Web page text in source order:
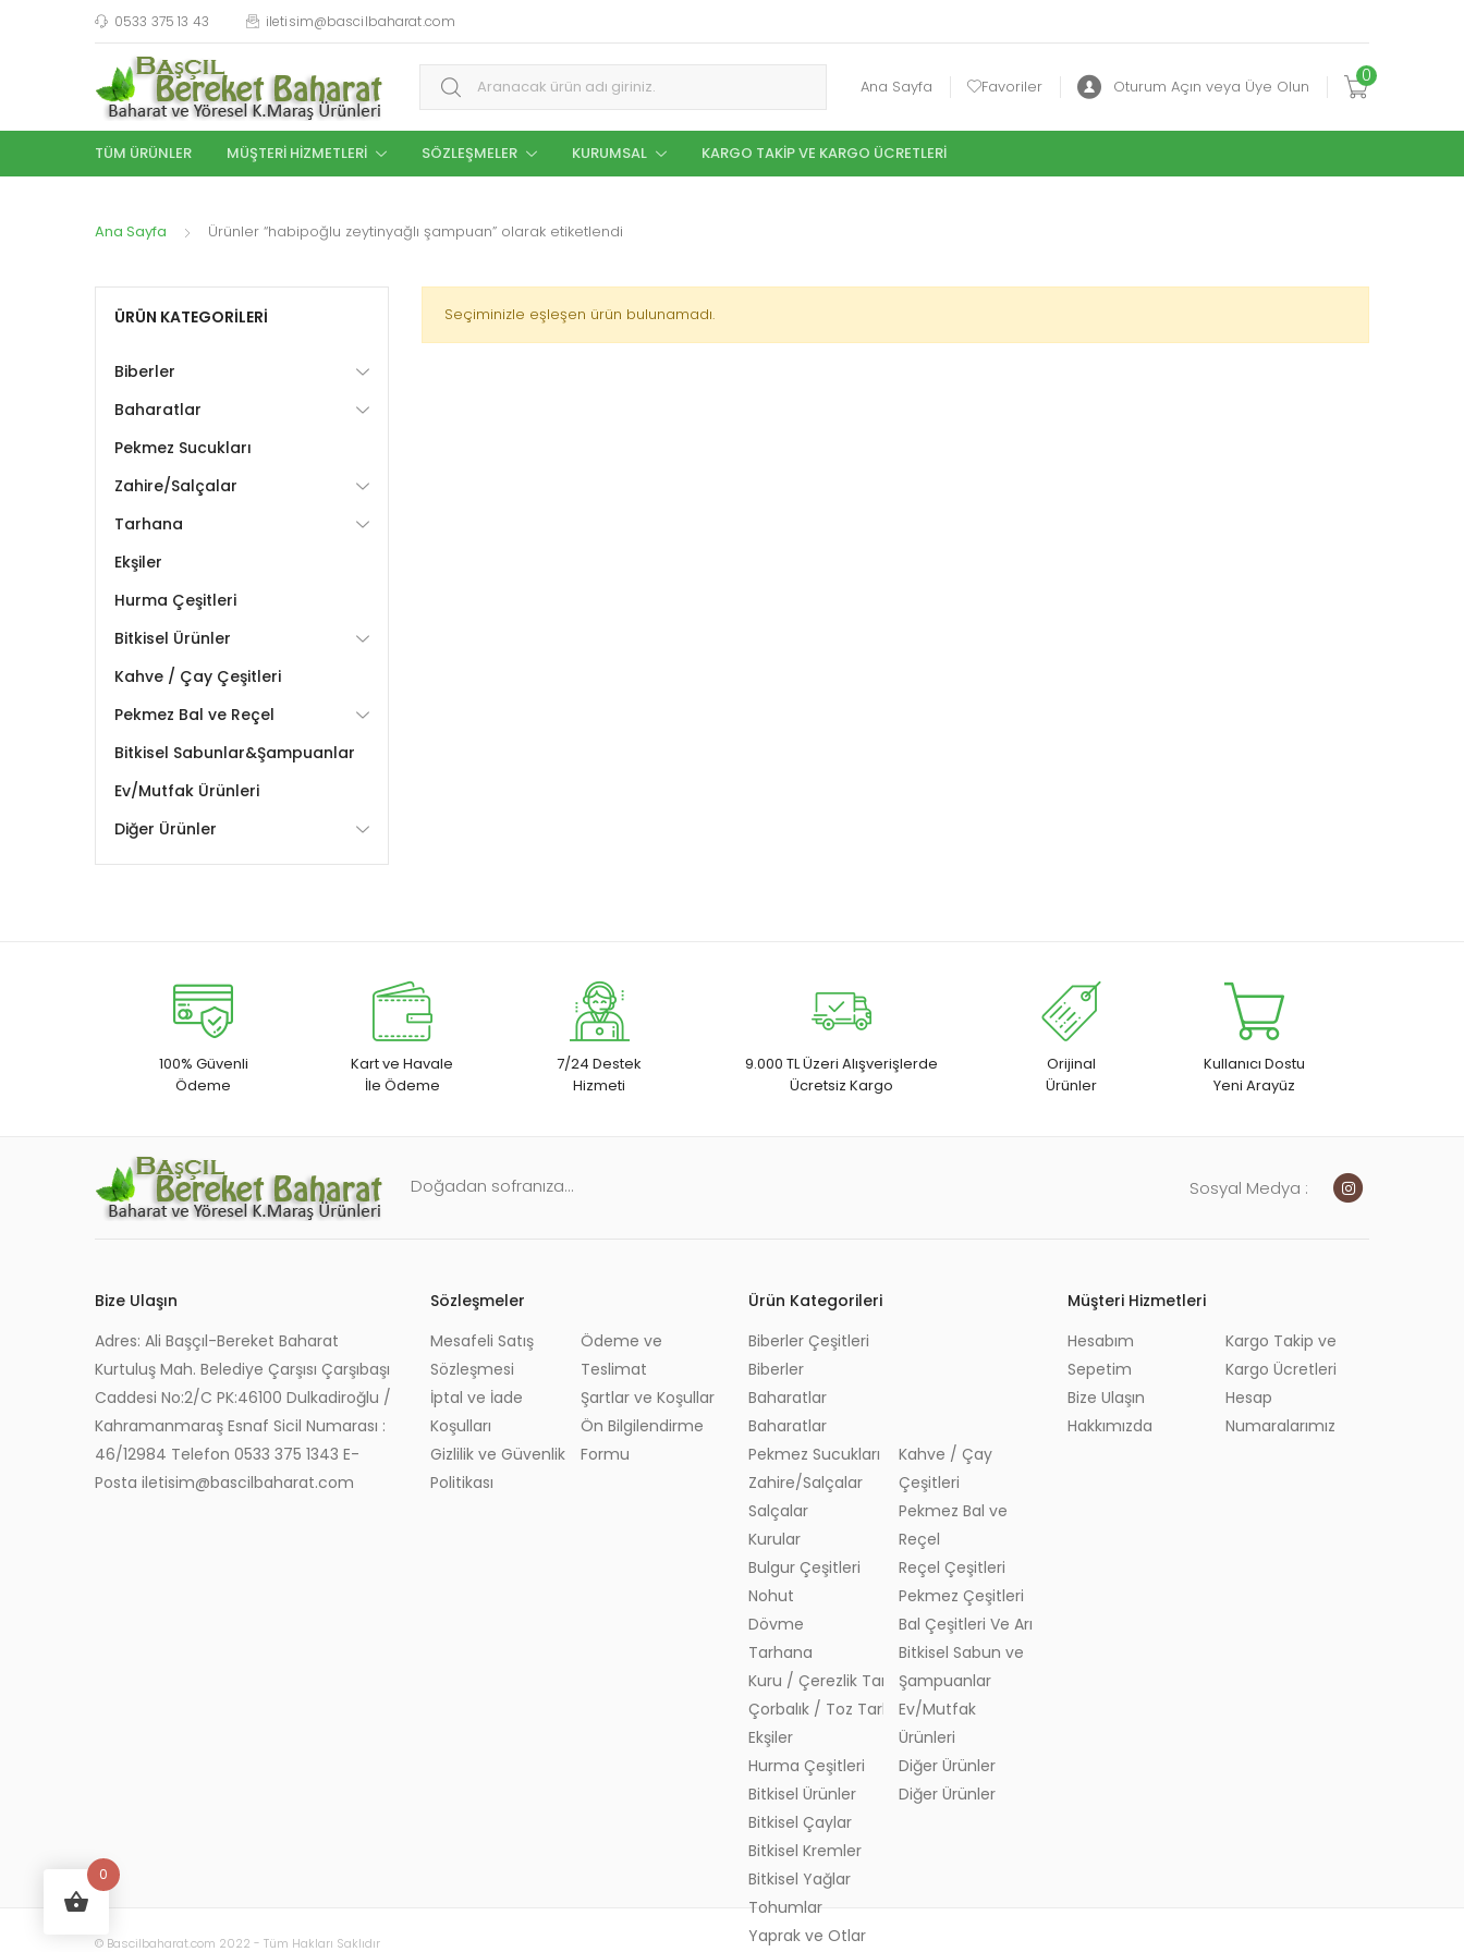
0533 375 13 43 iletisim@bascilbaharat.com
Aramak: Ana Sayfa Favoriler Oturum Açın veya Üye Olun
0
TÜM ÜRÜNLER MÜŞTERI HIZMETLERI SÖZLEŞMELER KURUMSAL KARGO TAKIP VE KARGO ÜCRETLERI
Ana Sayfa Ürünler “habipoğlu zeytinyağlı şampuan” olarak etiketlendi
Seçiminizle eşleşen ürün bulunamadı.
ÜRÜN KATEGORILERI
Biberler
Baharatlar
Pekmez Sucukları
Zahire/Salçalar
Tarhana
Ekşiler
Hurma Çeşitleri
Bitkisel Ürünler
Kahve / Çay Çeşitleri
Pekmez Bal ve Reçel
Bitkisel Sabunlar&Şampuanlar
Ev/Mutfak Ürünleri
Diğer Ürünler
100% Güvenli
Ödeme
Kart ve Havale
İle Ödeme
7/24 Destek
Hizmeti
9.000 TL Üzeri Alışverişlerde
Ücretsiz Kargo
Orijinal
Ürünler
Kullanıcı Dostu
Yeni Arayüz
Doğadan sofranıza... Sosyal Medya :
Bize Ulaşın
Adres: Ali Başçıl-Bereket Baharat
Kurtuluş Mah. Belediye Çarşısı Çarşıbaşı
Caddesi No:2/C PK:46100 Dulkadiroğlu /
Kahramanmaraş Esnaf Sicil Numarası :
46/12984 Telefon 0533 375 1343 E-
Posta iletisim@bascilbaharat.com
Sözleşmeler
Mesafeli Satış
Sözleşmesi
İptal ve İade
Koşulları
Gizlilik ve Güvenlik
Politikası
Ödeme ve
Teslimat
Şartlar ve Koşullar
Ön Bilgilendirme
Formu
Ürün Kategorileri
Biberler Çeşitleri
Biberler
Baharatlar
Baharatlar
Pekmez Sucukları
Zahire/Salçalar
Salçalar
Kurular
Bulgur Çeşitleri
Nohut
Dövme
Tarhana
Kuru / Çerezlik Tarhana
Çorbalık / Toz Tarhana
Ekşiler
Hurma Çeşitleri
Bitkisel Ürünler
Bitkisel Çaylar
Kahve / Çay
Çeşitleri
Pekmez Bal ve
Reçel
Reçel Çeşitleri
Pekmez Çeşitleri
Bal Çeşitleri Ve Arı Ürünleri
Bitkisel Sabun ve
Şampuanlar
Ev/Mutfak
Ürünleri
Diğer Ürünler
Diğer Ürünler
Müşteri Hizmetleri
Hesabım
Sepetim
Bize Ulaşın
Hakkımızda
Kargo Takip ve
Kargo Ücretleri
Hesap
Numaralarımız
© Bascilbaharat.com 2022 - Tüm Hakları Saklıdır
0